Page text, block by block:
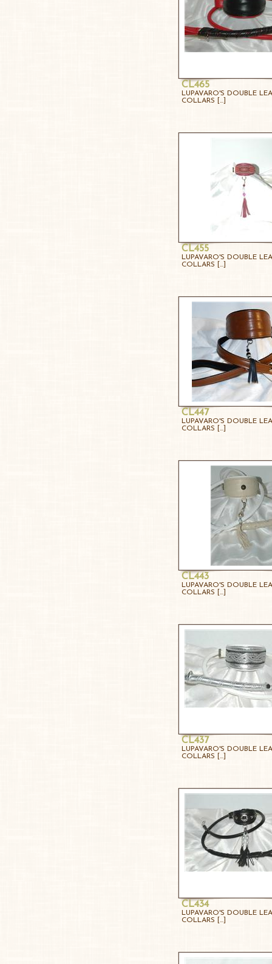
CL465
LUPAVARO'S DOUBLE
COLLARS [...]
CL455
LUPAVARO'S DOUBLE
COLLARS [...]
CL447
LUPAVARO'S DOUBLE
COLLARS [...]
CL443
LUPAVARO'S DOUBLE
COLLARS [...]
CL437
LUPAVARO'S DOUBLE
COLLARS [...]
CL434
LUPAVARO'S DOUBLE
COLLARS [...]